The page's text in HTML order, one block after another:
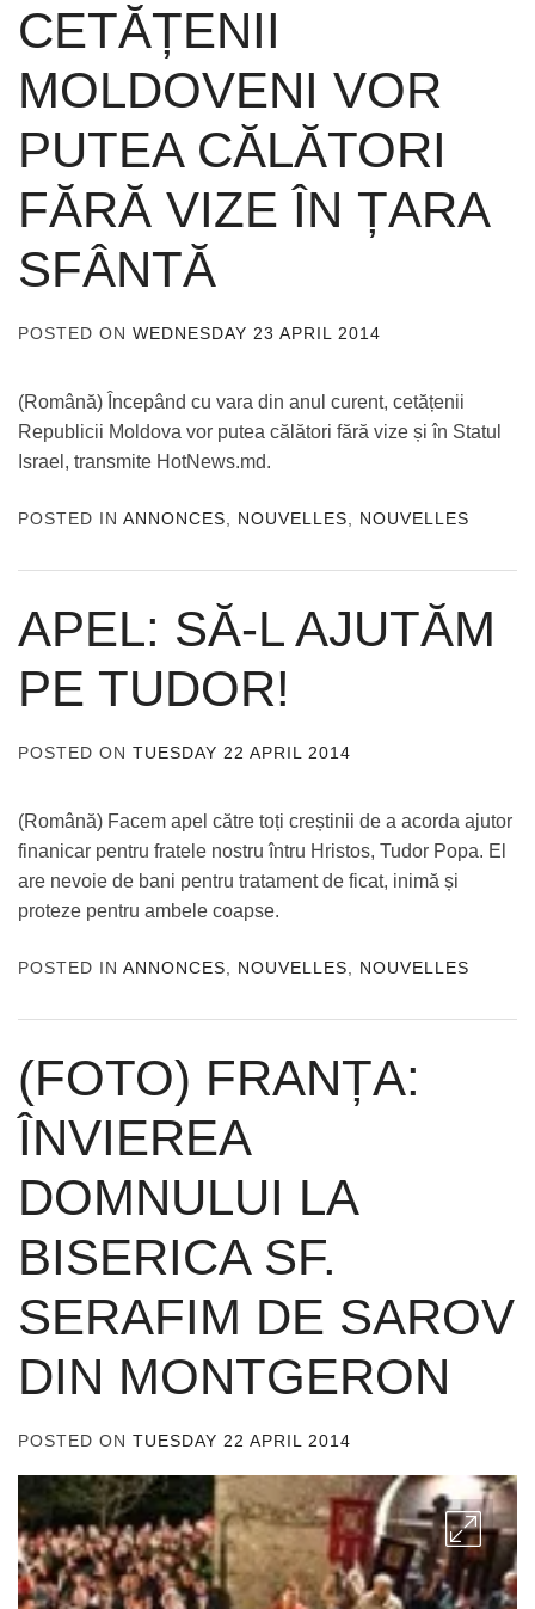
CETĂȚENII
MOLDOVENI VOR
PUTEA CĂLĂTORI
FĂRĂ VIZE ÎN ȚARA
SFÂNTĂ
POSTED ON WEDNESDAY 23 APRIL 2014
(Română) Începând cu vara din anul curent, cetățenii
Republicii Moldova vor putea călători fără vize și în Statul
Israel, transmite HotNews.md.
POSTED IN ANNONCES NOUVELLES NOUVELLES
APEL: SĂ-L AJUTĂM
PE TUDOR!
POSTED ON TUESDAY 22 APRIL 2014
(Română) Facem apel către toți creștinii de a acorda ajutor
finanicar pentru fratele nostru întru Hristos, Tudor Popa. El
are nevoie de bani pentru tratament de ficat, inimă și
proteze pentru ambele coapse.
POSTED IN ANNONCES NOUVELLES NOUVELLES
(FOTO) FRANȚA:
ÎNVIEREA
DOMNULUI LA
BISERICA SF.
SERAFIM DE SAROV
DIN MONTGERON
POSTED ON TUESDAY 22 APRIL 2014